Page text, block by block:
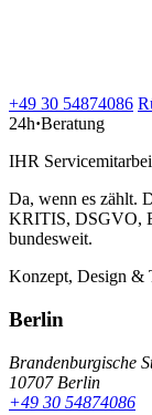
+49 30 54874086
24h·Beratung
IHR
Da, wenn es zählt.
KRITIS, DSGVO,
bundesweit.
Konzept, Design &
Berlin
Brandenburgische
10707 Berlin
+49 30 54874086